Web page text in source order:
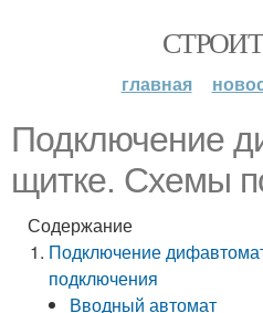
главная
Подключение
щитке. Схемы
Содержание
Подключение
подключения
Вводный автомат